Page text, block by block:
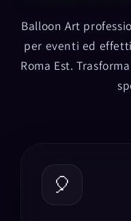
Balloon Art
per eventi ed
Roma Est.
🎈